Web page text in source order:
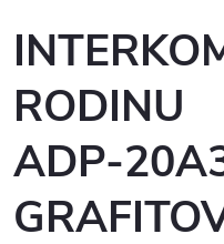
RODINU
ADP-